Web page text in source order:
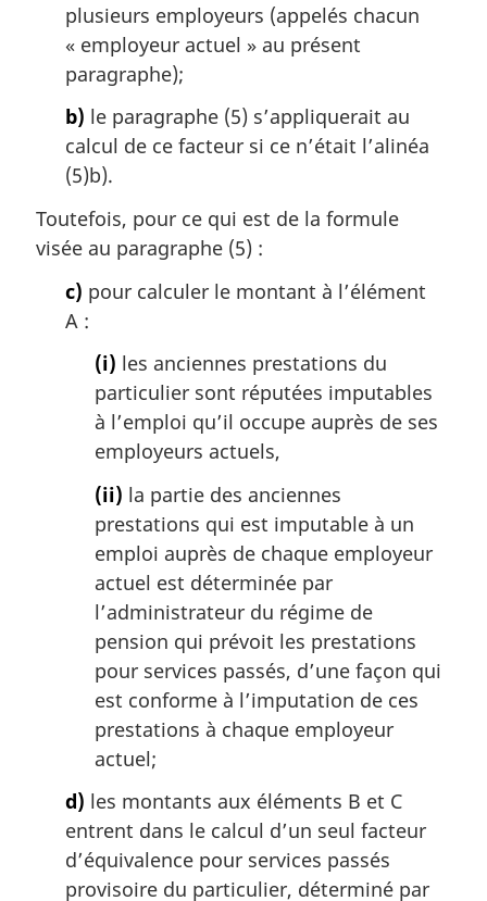
plusieurs employeurs (appelés chacun
« employeur actuel » au présent
paragraphe);
b) le paragraphe (5) s’appliquerait au
calcul de ce facteur si ce n’était l’alinéa
(5)b).
Toutefois, pour ce qui est de la formule
visée au paragraphe (5) :
c) pour calculer le montant à l’élément
A :
(i) les anciennes prestations du
particulier sont réputées imputables
à l’emploi qu’il occupe auprès de ses
employeurs actuels,
(ii) la partie des anciennes
prestations qui est imputable à un
emploi auprès de chaque employeur
actuel est déterminée par
l’administrateur du régime de
pension qui prévoit les prestations
pour services passés, d’une façon qui
est conforme à l’imputation de ces
prestations à chaque employeur
actuel;
d) les montants aux éléments B et C
entrent dans le calcul d’un seul facteur
d’équivalence pour services passés
provisoire du particulier, déterminé par